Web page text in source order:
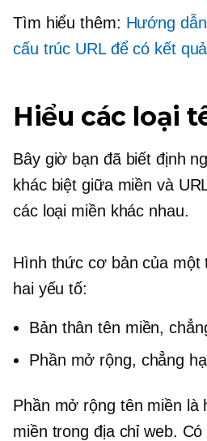
Tìm hiểu thêm: Hướng
cấu trúc URL để có kết
Hiểu các loại
Bây giờ bạn đã biết định
khác biệt giữa miền và
các loại miền khác nhau.
Hình thức cơ bản của một
hai yếu tố:
Bản thân tên miền,
Phần mở rộng, chẳng
Phần mở rộng tên miền là
miền trong địa chỉ web.